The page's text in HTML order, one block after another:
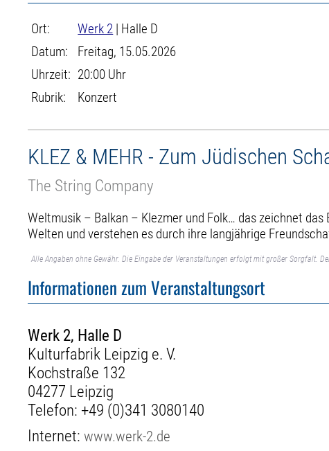
Ort: Werk 2 | Halle D
Datum:
Freitag, 15.05.2026
Uhrzeit: 20:00 Uhr
Rubrik:
Konzert
KLEZ & MEHR - Zum Jüdischen
The String Company
Weltmusik – Balkan – Klezmer und Folk… das zeichnet
Welten und verstehen es durch ihre langjährige
Alle Angaben ohne Gewähr. Die Eingabe der Veranstaltungen erfolgt mit großer Sorgfalt.
Informationen zum Veranstaltungsort
Werk 2, Halle D
Kulturfabrik Leipzig e. V.
Kochstraße 132
04277 Leipzig
Telefon: +49 (0)341 3080140
Internet:www.werk-2.de